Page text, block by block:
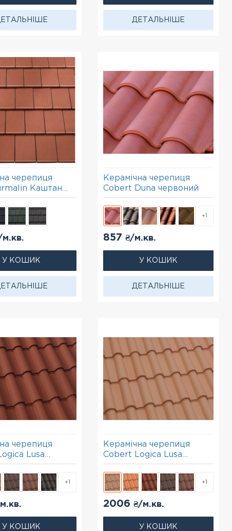
ДЕТАЛЬНІШЕ
черепиця
Каштан
м.кв.
У КОШИК
+1
Керамічна черепиця
Cobert Duna червоний
857 ₴/м.кв.
У КОШИК
ДЕТАЛЬНІШЕ
+1
черепиця
Lusa
У КОШИК
+1
Керамічна черепиця
Cobert Logica Lusa
солом'яний
2006 ₴/м.кв.
У КОШИК